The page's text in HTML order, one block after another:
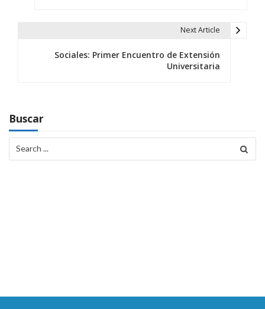
i
ó
r
Next Article
Sociales: Primer Encuentro de Extensión
Universitaria
Buscar
for: